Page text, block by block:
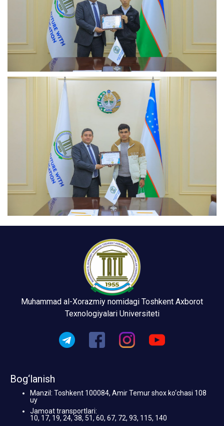
Muhammad al-Xorazmiy nomidagi Toshkent Axborot
Texnologiyalari Universiteti
Bog‘lanish
Manzil: Toshkent 100084, Amir Temur shox ko‘chasi 108
uy
Jamoat transportlari:
10, 17, 19, 24, 38, 51, 60, 67, 72, 93, 115, 140